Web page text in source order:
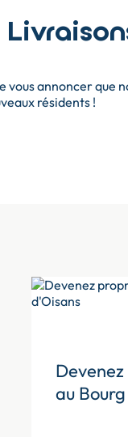
vous annoncer que
résidents !
au